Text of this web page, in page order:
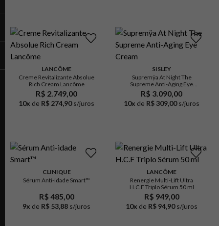
LANCÔME
Creme Revitalizante Absolue
Rich Cream Lancôme
R$ 2.749,00
10x de R$ 274,90 s/juros
SISLEY
Supremÿa At Night The
Supreme Anti-Aging Eye
Cream
R$ 3.090,00
10x de R$ 309,00 s/juros
CLINIQUE
Sérum Anti-idade Smart™
R$ 485,00
9x de R$ 53,88 s/juros
LANCÔME
Renergie Multi-Lift Ultra
H.C.F Triplo Sérum 50 ml
R$ 949,00
10x de R$ 94,90 s/juros